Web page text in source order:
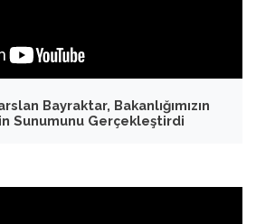
Bayraktar, Bakanlığımızın
Sunumunu Gerçekleştirdi